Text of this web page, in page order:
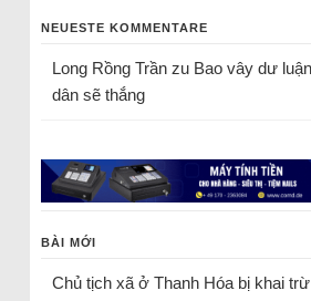
NEUESTE KOMMENTARE
Long Rồng Trầnzu Bao vây dư
dân sẽ thắng
BÀI MỚI
Chủ tịch xã ở Thanh Hóa bị khai